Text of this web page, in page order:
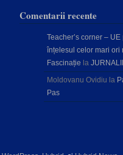
Comentarii recente
Teacher’s corner – UE
înțelesul celor mari ori
Fascinație la
Moldovanu Ovidiu la
Pas